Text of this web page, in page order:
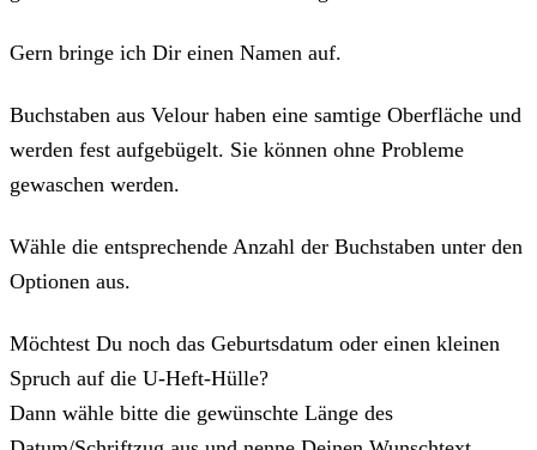
Gern bringe ich Dir einen Namen auf.
Buchstaben aus Velour haben eine samtige Oberfläche und
werden fest aufgebügelt. Sie können ohne Probleme
gewaschen werden.
Wähle die entsprechende Anzahl der Buchstaben unter den
Optionen aus.
Möchtest Du noch das Geburtsdatum oder einen kleinen
Spruch auf die U-Heft-Hülle?
Dann wähle bitte die gewünschte Länge des